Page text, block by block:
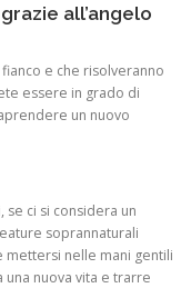
all’angelo
e che risolveranno
essere in grado di
un nuovo
se ci si considera un
soprannaturali
nelle mani gentili
nuova vita e trarre